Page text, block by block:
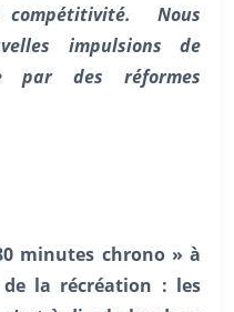
compétitivité. Nous
impulsions de
par des réformes
minutes chrono » à
la récréation : les